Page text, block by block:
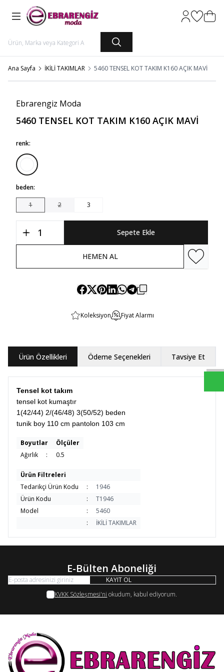
Hesabım
Ana Sayfa İKİLİ TAKIMLAR 5460 TENSEL KOT TAKIM K160 AÇIK MAVİ
Ebrarengiz Moda
5460 TENSEL KOT TAKIM K160 AÇIK MAVİ
renk:
beden:
1 2 3
Sepete Ekle
HEMEN AL Favoriye
Koleksiyon Fiyat Alarmı
Ürün Özellikleri Ödeme Seçenekleri Tavsiye Et
Tensel kot takım
tensel kot kumaştır
1(42/44) 2/(46/48) 3(50/52) beden
tunik boy 110 cm pantolon 103 cm
Boyutlar
Ölçüler
Ağırlık
: 0.5
Ürün Filtreleri
Tedarikçi Ürün Kodu
:
1946
Ürün Kodu
:
T1946
Model
:
5460
:
İKİLİ TAKIMLAR
E-Bülten Aboneliği
KAYIT OL
KVKK Sözleşmesi'ni okudum, kabul ediyorum.